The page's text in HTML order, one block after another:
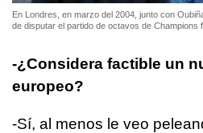
En Londres, en marzo del 2004, junto con
de disputar el partido de octavos de Champions
-¿Considera factible un
europeo?
-Sí, al menos le veo